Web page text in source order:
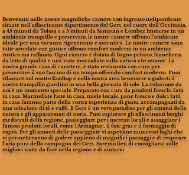
Benvenuti nelle nostre magnifiche camere con ingresso indipendente
situate nell'affascinante dipartimento del Gers, nel cuore dell'Occitania,
a 45 minuti da Tolosa e a 5 minuti da Samatan e Lombez Immerse in un
ambiente tranquillo e preservato, le nostre camere offrono l'ambiente
ideale per una vacanza rigenerante e autentica. Le nostre camere sono
tutte arredate con gusto e offrono comfort moderni in un ambiente
rustico ma raffinato. Ogni camera è dotata di bagno privato, biancheria
da letto di qualità e una vista mozzafiato sulla natura circostante. La
nostra grande casa di carattere, è stata restaurata con cura per
preservare il suo fascino di un tempo offrendo comfort moderni. Puoi
rilassarti sul nostro Rooftop e nella nostra area benessere o goderti il ​​
nostro tranquillo giardino in una bella giornata di sole. La colazione da
noi è un momento speciale. Preparato con cura da prodotti freschi fatti
in casa. Marmellate fatte in casa, miele locale, pane fresco e dolci fatti
in casa faranno parte della vostra esperienza di gusto, accompagnati da
una selezione di tè e caffè. Il Gers è un vero paradiso per gli amanti della
natura e gli appassionati di storia. Puoi esplorare gli affascinanti borghi
medievali della regione, passeggiare per i mercati locali e assaggiare i
famosi prodotti locali, come l'Armagnac, il foie gras e il formaggio di
capra. Per gli amanti delle passeggiate vi aspettano numerosi laghi che
vi permetteranno di godere appieno di magnifici paesaggi e di respirare
l'aria pura della campagna del Gers. Saremo lieti di consigliarvi sulle
migliori visite da fare nella regione e di aiutarvi